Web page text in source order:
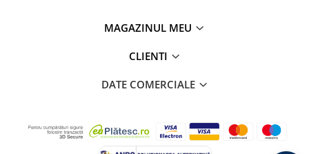
MAGAZINUL MEU
CLIENTI
DATE COMERCIALE